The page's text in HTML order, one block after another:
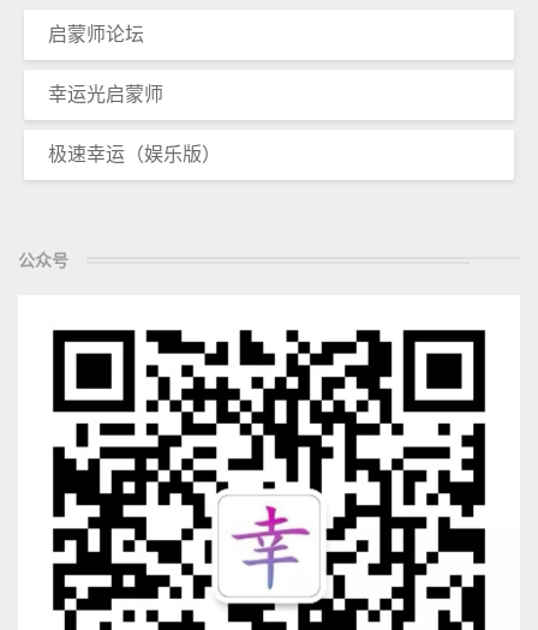
启蒙师论坛
幸运光启蒙师
极速幸运（娱乐版）
公众号